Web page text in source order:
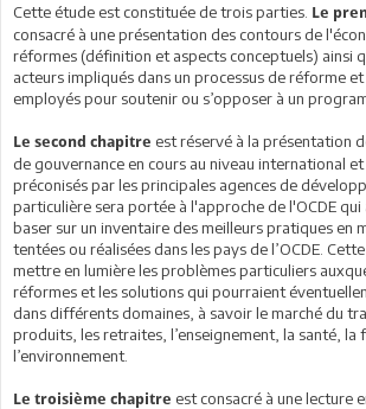
Cette étude est constituée de trois parties. Le
consacré à une présentation des contours de
réformes (définition et aspects conceptuels) ainsi
acteurs impliqués dans un processus de réforme
employés pour soutenir ou s’opposer à un
Le second chapitre est réservé à la présentation
de gouvernance en cours au niveau international
préconisés par les principales agences de
particulière sera portée à l'approche de l'OCDE
baser sur un inventaire des meilleurs pratiques en
tentées ou réalisées dans les pays de l’OCDE.
mettre en lumière les problèmes particuliers
réformes et les solutions qui pourraient
dans différents domaines, à savoir le marché du
produits, les retraites, l’enseignement, la santé, la
l’environnement.
Le troisième chapitre est consacré à une lecture